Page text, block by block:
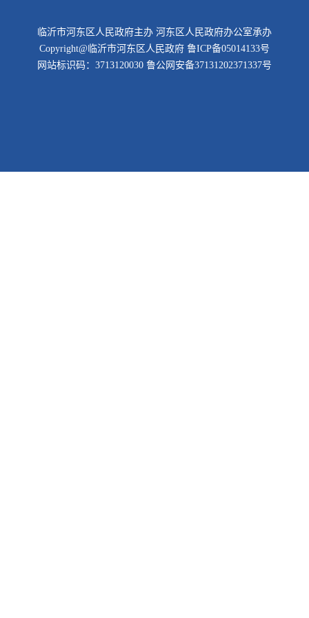
临沂市河东区人民政府主办 河东区人民政府办公室承办
Copyright@临沂市河东区人民政府 鲁ICP备05014133号
网站标识码：3713120030 鲁公网安备37131202371337号